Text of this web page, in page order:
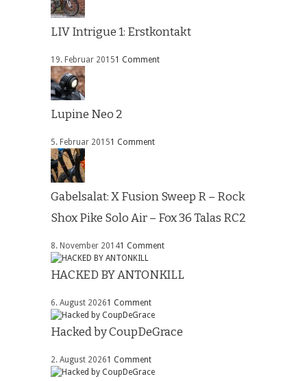
LIV Intrigue 1: Erstkontakt
19. Februar 20151 Comment
Lupine Neo 2
5. Februar 20151 Comment
Gabelsalat: X Fusion Sweep R – Rock
Shox Pike Solo Air – Fox 36 Talas RC2
8. November 20141 Comment
HACKED BY ANTONKILL
6. August 20261 Comment
Hacked by CoupDeGrace
2. August 20261 Comment